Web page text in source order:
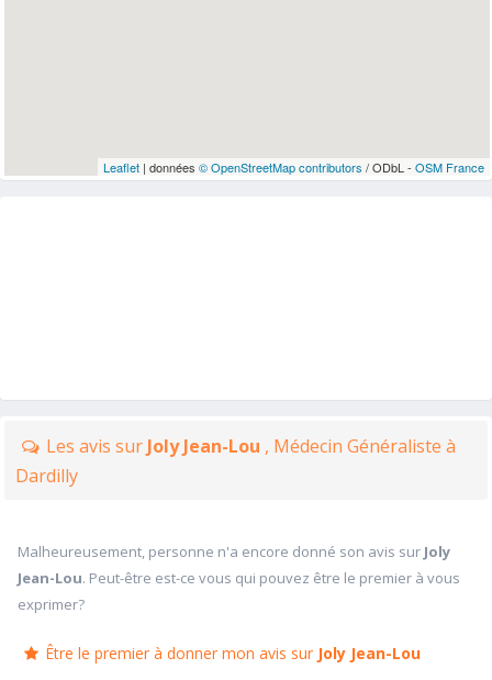
Leaflet| données © OpenStreetMap contributors / ODbL - OSM France
Les avis sur Joly Jean-Lou , Médecin Généraliste à
Dardilly
Malheureusement, personne n'a encore donné son avis sur Joly
Jean-Lou. Peut-être est-ce vous qui pouvez être le premier à vous
exprimer?
Être le premier à donner mon avis sur Joly Jean-Lou